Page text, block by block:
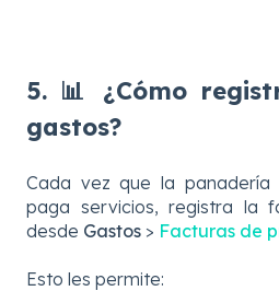
5. 📊 ¿Cómo
gastos?
Cada vez que la
paga servicios, registra la
desde Gastos > Facturas de
Esto les permite: